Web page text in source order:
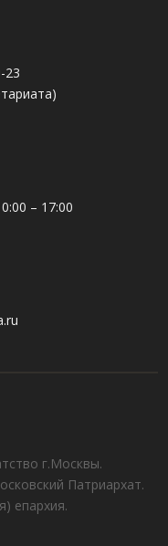
23
– 17:00
г.Москвы.
Патриархат.
епархия.